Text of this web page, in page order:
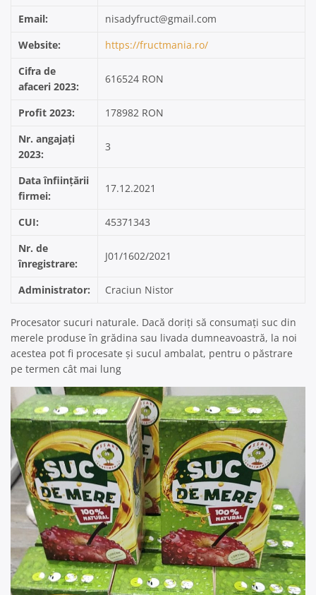
Email:
nisadyfruct@gmail.com
Website:
https://fructmania.ro/
Cifra de
afaceri 2023:
616524 RON
Profit 2023:
178982 RON
Nr. angajați
2023:
3
Data înființării
firmei:
17.12.2021
CUI:
45371343
Nr. de
înregistrare:
J01/1602/2021
Administrator: Craciun Nistor
Procesator sucuri naturale. Dacă doriți să consumați suc din
merele produse în grădina sau livada dumneavoastră, la noi
acestea pot fi procesate și sucul ambalat, pentru o păstrare
pe termen cât mai lung